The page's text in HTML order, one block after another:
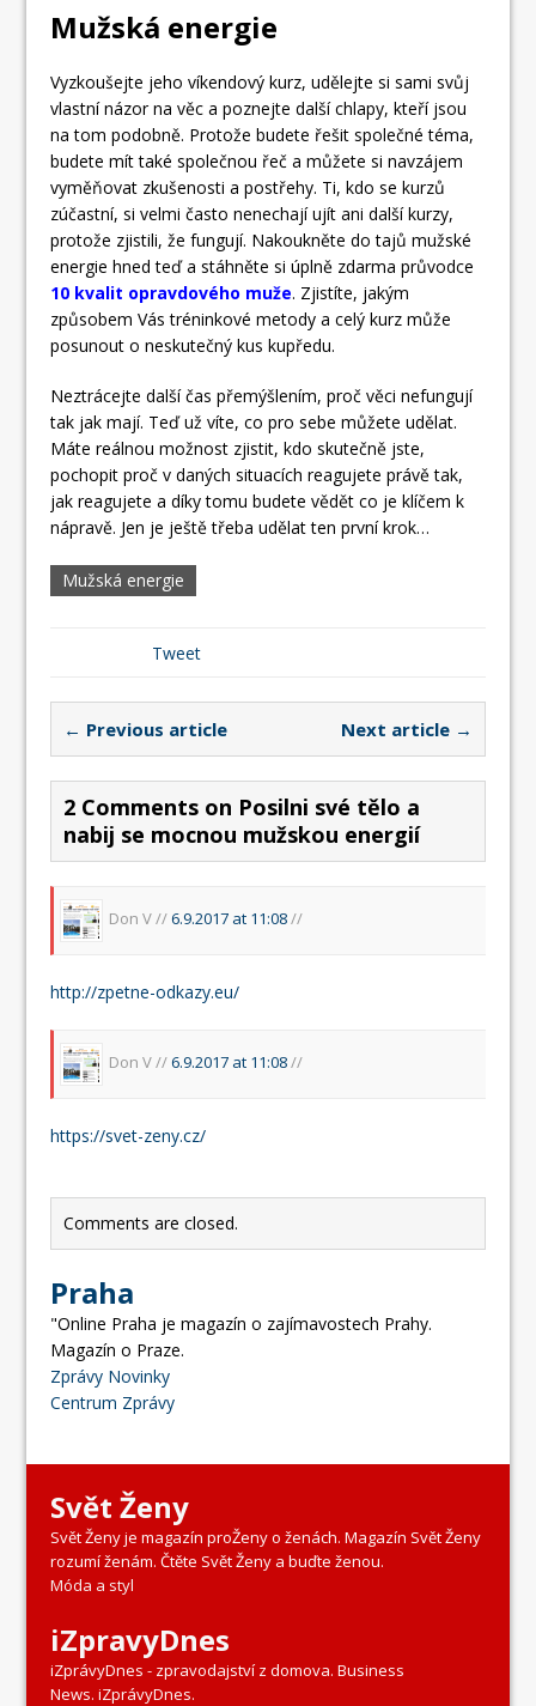
Mužská energie
Vyzkoušejte jeho víkendový kurz, udělejte si sami svůj
vlastní názor na věc a poznejte další chlapy, kteří jsou
na tom podobně. Protože budete řešit společné téma,
budete mít také společnou řeč a můžete si navzájem
vyměňovat zkušenosti a postřehy. Ti, kdo se kurzů
zúčastní, si velmi často nenechají ujít ani další kurzy,
protože zjistili, že fungují. Nakoukněte do tajů mužské
energie hned teď a stáhněte si úplně zdarma průvodce
10 kvalit opravdového muže. Zjistíte, jakým
způsobem Vás tréninkové metody a celý kurz může
posunout o neskutečný kus kupředu.
Neztrácejte další čas přemýšlením, proč věci nefungují
tak jak mají. Teď už víte, co pro sebe můžete udělat.
Máte reálnou možnost zjistit, kdo skutečně jste,
pochopit proč v daných situacích reagujete právě tak,
jak reagujete a díky tomu budete vědět co je klíčem k
nápravě. Jen je ještě třeba udělat ten první krok…
Mužská energie
Tweet
← Previous article Next article →
2 Comments on Posilni své tělo a
nabij se mocnou mužskou energií
Don V //6.9.2017 at 11:08//
http://zpetne-odkazy.eu/
Don V //6.9.2017 at 11:08//
https://svet-zeny.cz/
Comments are closed.
Praha
"Online Praha je magazín o zajímavostech Prahy.
Magazín o Praze.
Zprávy Novinky
Centrum Zprávy
Svět Ženy
Svět Ženy je magazín proŽeny o ženách. Magazín Svět Ženy
rozumí ženám. Čtěte Svět Ženy a buďte ženou.
Móda a styl
iZpravyDnes
iZprávyDnes - zpravodajství z domova. Business
News. iZprávyDnes.